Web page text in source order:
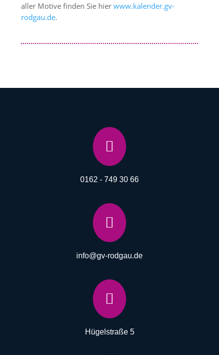
aller Motive finden Sie hier www.kalender.gv-
rodgau.de.

0162 - 749 30 66

info@gv-rodgau.de

Hügelstraße 5